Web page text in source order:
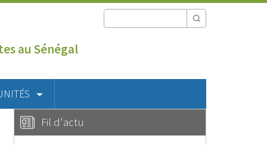
au Sénégal
Fil d'actu